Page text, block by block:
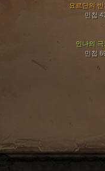
인나의 극
민첩
요르단의 반
민첩